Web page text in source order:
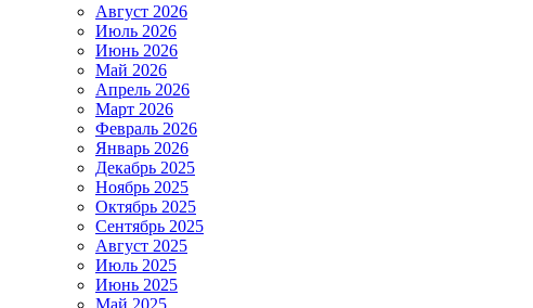
Август 2026
Июль 2026
Июнь 2026
Май 2026
Апрель 2026
Март 2026
Февраль 2026
Январь 2026
Декабрь 2025
Ноябрь 2025
Октябрь 2025
Сентябрь 2025
Август 2025
Июль 2025
Июнь 2025
Май 2025